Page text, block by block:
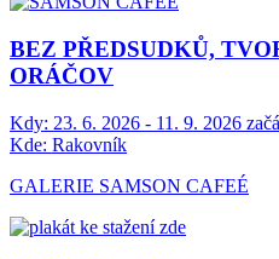
BEZ PŘEDSUDKŮ,
ORÁČOV
Kdy: 23. 6. 2026 - 11. 9. 2026
Kde: Rakovník
GALERIE SAMSON CAFEÉ